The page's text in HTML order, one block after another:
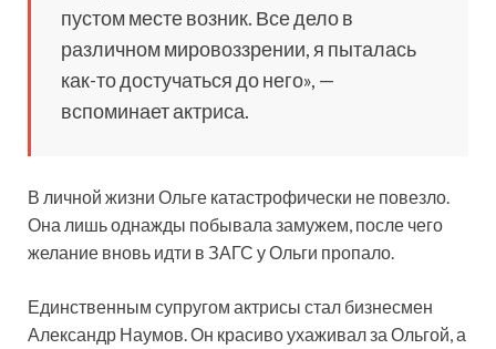
пустом месте возник. Все дело в
различном мировоззрении, я пыталась
как-то достучаться до него», —
вспоминает актриса.
В личной жизни Ольге катастрофически не повезло.
Она лишь однажды побывала замужем, после чего
желание вновь идти в ЗАГС у Ольги пропало.
Единственным супругом актрисы стал бизнесмен
Александр Наумов. Он красиво ухаживал за Ольгой, а